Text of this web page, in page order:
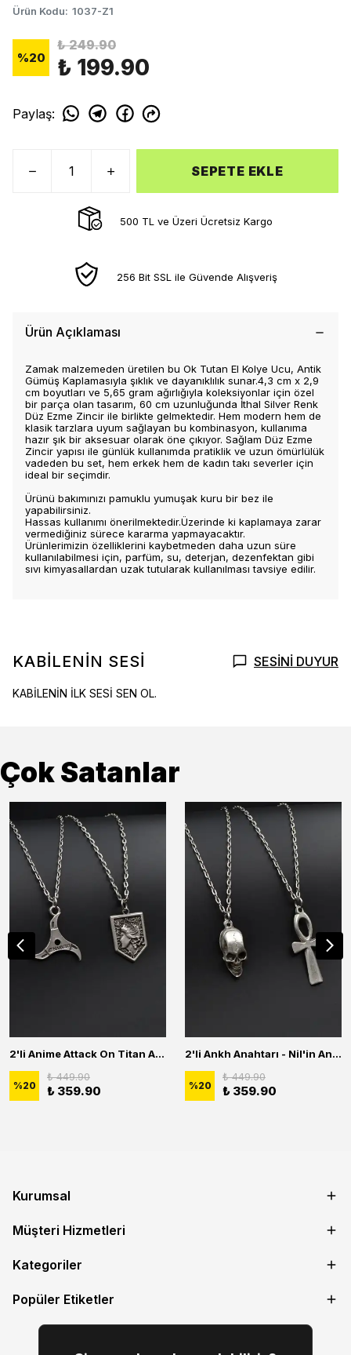
Ürün Kodu: 1037-Z1
%20
₺ 249.90
₺ 199.90
Paylaş:
SEPETE EKLE
500 TL ve Üzeri Ücretsiz Kargo
256 Bit SSL ile Güvende Alışveriş
Ürün Açıklaması
Zamak malzemeden üretilen bu Ok Tutan El Kolye Ucu, Antik
Gümüş Kaplamasıyla şıklık ve dayanıklılık sunar.4,3 cm x 2,9
cm boyutları ve 5,65 gram ağırlığıyla koleksiyonlar için özel
bir parça olan tasarım, 60 cm uzunluğunda İthal Silver Renk
Düz Ezme Zincir ile birlikte gelmektedir. Hem modern hem de
klasik tarzlara uyum sağlayan bu kombinasyon, kullanıma
hazır şık bir aksesuar olarak öne çıkıyor. Sağlam Düz Ezme
Zincir yapısı ile günlük kullanımda pratiklik ve uzun ömürlülük
vadeden bu set, hem erkek hem de kadın takı severler için
ideal bir seçimdir.
Ürünü bakımınızı pamuklu yumuşak kuru bir bez ile
yapabilirsiniz.
Hassas kullanımı önerilmektedir.Üzerinde ki kaplamaya zarar
vermediğiniz sürece kararma yapmayacaktır.
Ürünlerimizin özelliklerini kaybetmeden daha uzun süre
kullanılabilmesi için, parfüm, su, deterjan, dezenfektan gibi
sıvı kimyasallardan uzak tutularak kullanılması tavsiye edilir.
KABİLENİN SESİ SESİNİ DUYUR
KABİLENİN İLK SESİ SEN OL.
Çok Satanlar
2'li Anime Attack On Titan Acrylic Maria Anime Naruto Erkek Kadın Kolye Seti
%20
₺ 449.90
₺ 359.90
2'li Ankh Anahtarı - Nil'in Anahtarı - Kuru Kafa Erkek Kadın Kolye Seti
%20
₺ 449.90
₺ 359.90
Kurumsal
Müşteri Hizmetleri
Kategoriler
Popüler Etiketler